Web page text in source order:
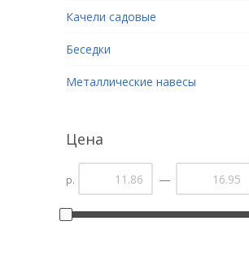
Качели садовые
Беседки
Металлические навесы
Цена
р. —